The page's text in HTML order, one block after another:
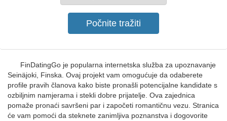
FinDatingGo je popularna internetska služba za upoznavanje
Seinäjoki, Finska. Ovaj projekt vam omogućuje da odaberete
profile pravih članova kako biste pronašli potencijalne kandidate s
ozbiljnim namjerama i stekli dobre prijatelje. Ova zajednica
pomaže pronaći savršeni par i započeti romantičnu vezu. Stranica
će vam pomoći da steknete zanimljiva poznanstva i dogovorite